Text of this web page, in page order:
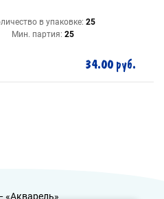
в упаковке: 25
Мин. партия: 25
34.00 руб.
«Акварель»